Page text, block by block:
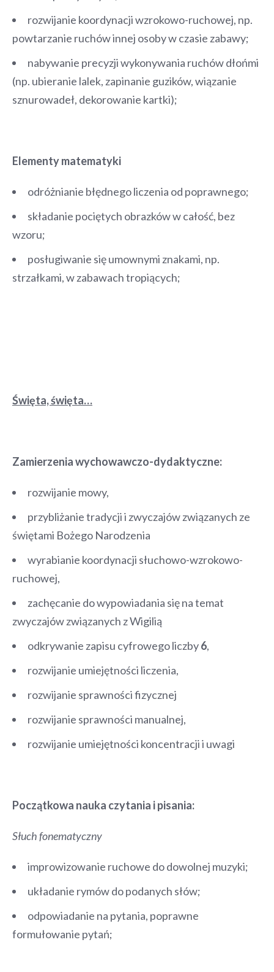
rozwijanie koordynacji wzrokowo-ruchowej, np.
powtarzanie ruchów innej osoby w czasie zabawy;
nabywanie precyzji wykonywania ruchów dłońmi
(np. ubieranie lalek, zapinanie guzików, wiązanie
sznurowadeł, dekorowanie kartki);
Elementy matematyki
odróżnianie błędnego liczenia od poprawnego;
składanie pociętych obrazków w całość, bez
wzoru;
posługiwanie się umownymi znakami, np.
strzałkami, w zabawach tropiących;
Święta, święta…
Zamierzenia wychowawczo-dydaktyczne:
rozwijanie mowy,
przybliżanie tradycji i zwyczajów związanych ze
świętami Bożego Narodzenia
wyrabianie koordynacji słuchowo-wzrokowo-
ruchowej,
zachęcanie do wypowiadania się na temat
zwyczajów związanych z Wigilią
odkrywanie zapisu cyfrowego liczby6,
rozwijanie umiejętności liczenia,
rozwijanie sprawności fizycznej
rozwijanie sprawności manualnej,
rozwijanie umiejętności koncentracji i uwagi
Początkowa nauka czytania i pisania:
Słuch fonematyczny
improwizowanie ruchowe do dowolnej muzyki;
układanie rymów do podanych słów;
odpowiadanie na pytania, poprawne
formułowanie pytań;